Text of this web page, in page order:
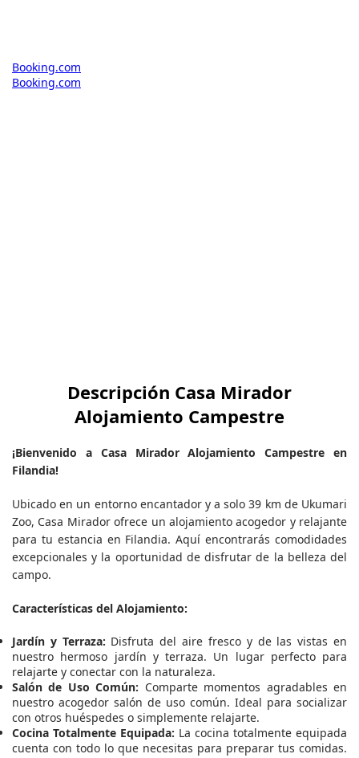
Booking.com
Booking.com
Descripción Casa Mirador
Alojamiento Campestre
¡Bienvenido a Casa Mirador Alojamiento Campestre en
Filandia!
Ubicado en un entorno encantador y a solo 39 km de Ukumari
Zoo, Casa Mirador ofrece un alojamiento acogedor y relajante
para tu estancia en Filandia. Aquí encontrarás comodidades
excepcionales y la oportunidad de disfrutar de la belleza del
campo.
Características del Alojamiento:
Jardín y Terraza: Disfruta del aire fresco y de las vistas en
nuestro hermoso jardín y terraza. Un lugar perfecto para
relajarte y conectar con la naturaleza.
Salón de Uso Común: Comparte momentos agradables en
nuestro acogedor salón de uso común. Ideal para socializar
con otros huéspedes o simplemente relajarte.
Cocina Totalmente Equipada: La cocina totalmente equipada
cuenta con todo lo que necesitas para preparar tus comidas.